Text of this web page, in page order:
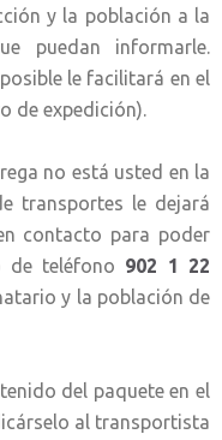
y la población a la
puedan informarle.
le facilitará en el
de expedición).
no está usted en la
transportes le dejará
contacto para poder
de teléfono 902 1 22
y la población de
del paquete en el
al transportista